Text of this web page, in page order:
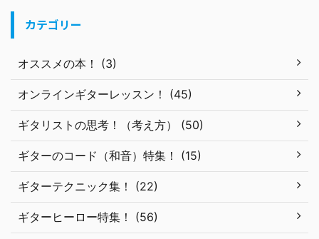
カテゴリー
オススメの本！ (3)
オンラインギターレッスン！ (45)
ギタリストの思考！（考え方） (50)
ギターのコード（和音）特集！ (15)
ギターテクニック集！ (22)
ギターヒーロー特集！ (56)